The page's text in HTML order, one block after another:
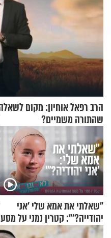
שהתורה משמיים?
"שאלתי את אמא שלי 'אני
יהודייה?'": קטרין נמני על מסע
ההתחזקות המרגש